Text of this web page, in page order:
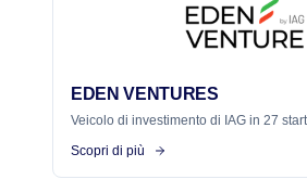
EDEN VENTURES
Veicolo di investimento di IAG in 27
Scopri di più